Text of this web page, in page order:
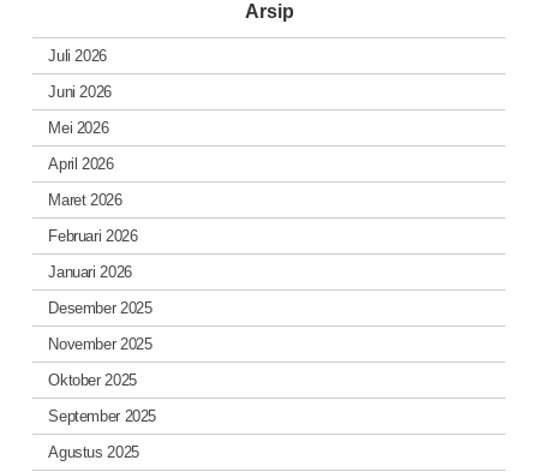
Arsip
Juli 2026
Juni 2026
Mei 2026
April 2026
Maret 2026
Februari 2026
Januari 2026
Desember 2025
November 2025
Oktober 2025
September 2025
Agustus 2025